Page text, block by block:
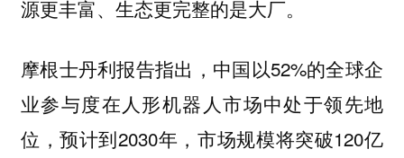
源更丰富、生态更完整的是大厂。
摩根士丹利报告指出，中国以52%的全球企
业参与度在人形机器人市场中处于领先地
位，预计到2030年，市场规模将突破120亿